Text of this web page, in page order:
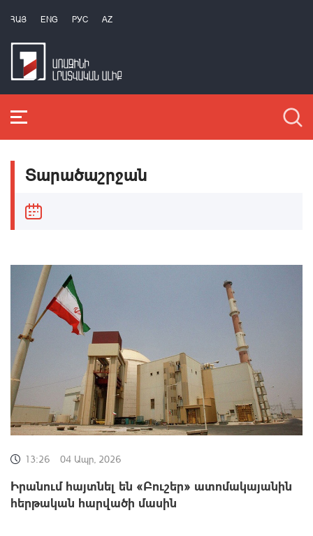
ՀԱՅ ENG РУС AZ
Տարածաշրջան
13:26 04 Ապր, 2026
Իրանում հայտնել են «Բուշեր» ատոմակայանին
հերթական հարվածի մասին